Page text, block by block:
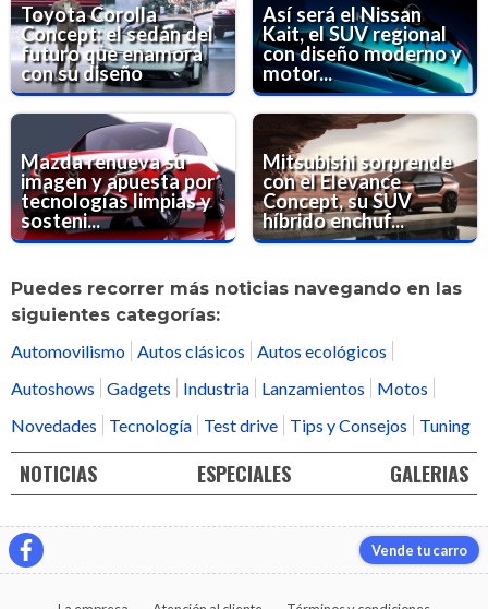
Toyota Corolla
Concept: el sedán del
futuro que enamora
con su diseño
Así será el Nissan
Kait, el SUV regional
con diseño moderno y
motor...
Mazda renueva su
imagen y apuesta por
tecnologías limpias y
sosteni...
Mitsubishi sorprende
con el Elevance
Concept, su SUV
híbrido enchuf...
Puedes recorrer más noticias navegando en las
siguientes categorías:
Automovilismo Autos clásicos
Autos ecológicos
Autoshows
Gadgets Industria Lanzamientos
Motos
Novedades
Tecnología Test drive Tips y Consejos Tuning
NOTICIAS ESPECIALES GALERIAS
Vende tu carro